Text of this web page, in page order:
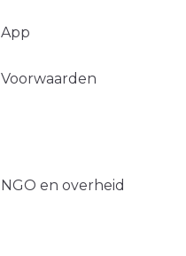
App
Voorwaarden
NGO en overheid